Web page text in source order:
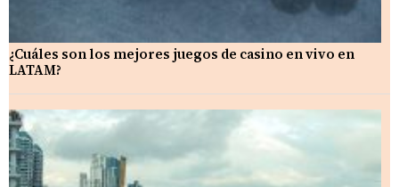
¿Cuáles son los mejores juegos de casino en vivo en
LATAM?